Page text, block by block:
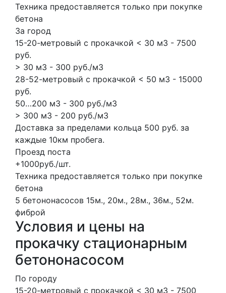
Техника предоставляется только при покупке
бетона
За город
15-20-метровый с прокачкой < 30 м3 - 7500
руб.
> 30 м3 - 300 руб./м3
28-52-метровый с прокачкой < 50 м3 - 15000
руб.
50…200 м3 - 300 руб./м3
> 300 м3 - 200 руб./м3
Доставка за пределами кольца 500 руб. за
каждые 10км пробега.
Проезд поста
+1000руб./шт.
Техника предоставляется только при покупке
бетона
5 бетононасосов 15м., 20м., 28м., 36м., 52м.
фиброй
Условия и цены на
прокачку стационарным
бетононасосом
По городу
15-20-метровый с прокачкой < 30 м3 - 7500